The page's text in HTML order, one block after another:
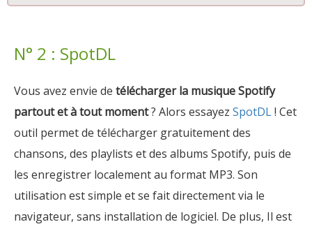
N° 2 : SpotDL
Vous avez envie de télécharger la musique Spotify
partout et à tout moment? Alors essayez SpotDL! Cet
outil permet de télécharger gratuitement des
chansons, des playlists et des albums Spotify, puis de
les enregistrer localement au format MP3. Son
utilisation est simple et se fait directement via le
navigateur, sans installation de logiciel. De plus, Il est